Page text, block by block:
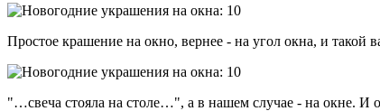
Простое крашение на окно, вернее - на угол окна, и такой
"…свеча стояла на столе…", а в нашем случае - на окне. И